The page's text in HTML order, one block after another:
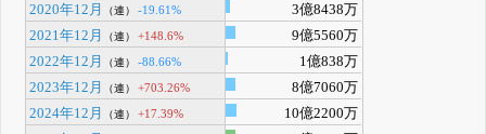
2020年12月
（連） -19.61%
3億8438万
2021年12月
（連） +148.6%
9億5560万
2022年12月
（連） -88.66%
1億838万
2023年12月
（連） +703.26%
8億7060万
2024年12月
（連） +17.39%
10億2200万